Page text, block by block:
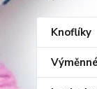
Knoflíky